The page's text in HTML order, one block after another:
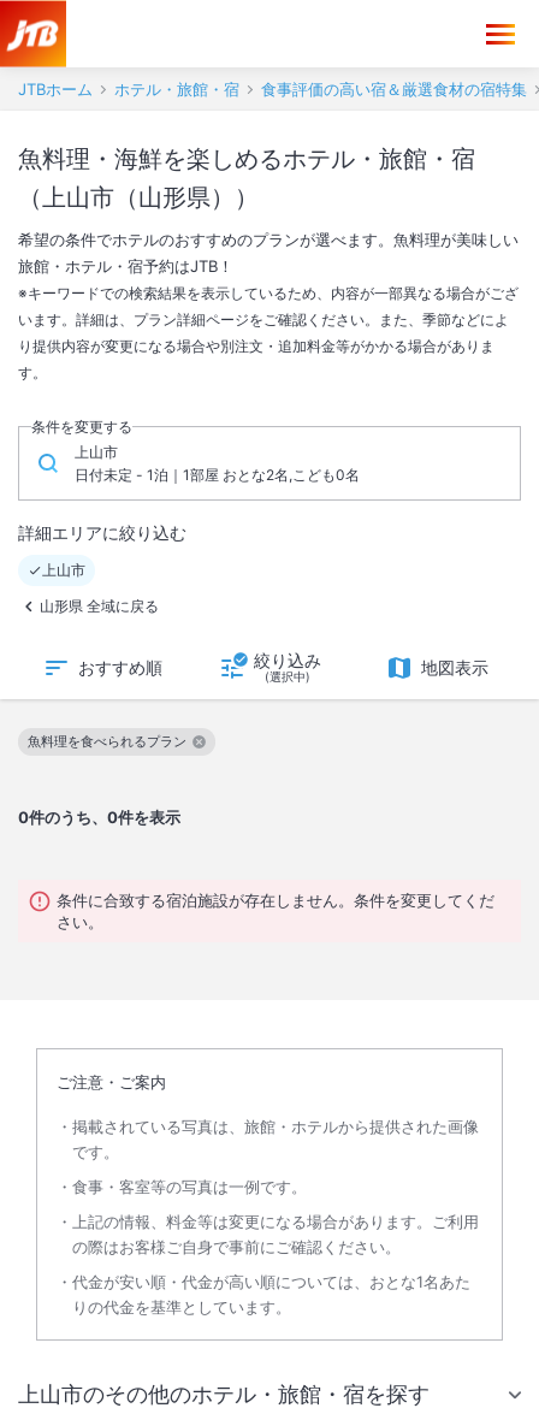
JTBホーム ホテル・旅館・宿 食事評価の高い宿＆厳選食材の宿特集
魚料理・海鮮を楽しめるホテル・旅館・宿
（上山市（山形県））
希望の条件でホテルのおすすめのプランが選べます。魚料理が美味しい
旅館・ホテル・宿予約はJTB！
※キーワードでの検索結果を表示しているため、内容が一部異なる場合がござ
います。詳細は、プラン詳細ページをご確認ください。また、季節などによ
り提供内容が変更になる場合や別注文・追加料金等がかかる場合がありま
す。
条件を変更する
上山市
日付未定 - 1泊｜1部屋 おとな2名,こども0名
詳細エリアに絞り込む
上山市
山形県 全域に戻る
おすすめ順 絞り込み
(選択中) 地図表示
0件のうち、0件を表示
魚料理を食べられるプラン
この絞り込み条件を解除
条件に合致する宿泊施設が存在しません。条件を変更してくだ
さい。
ご注意・ご案内
掲載されている写真は、旅館・ホテルから提供された画像
です。
食事・客室等の写真は一例です。
上記の情報、料金等は変更になる場合があります。ご利用
の際はお客様ご自身で事前にご確認ください。
代金が安い順・代金が高い順については、おとな1名あた
りの代金を基準としています。
上山市のその他のホテル・旅館・宿を探す